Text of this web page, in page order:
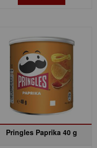
Pringles Paprika 40 g